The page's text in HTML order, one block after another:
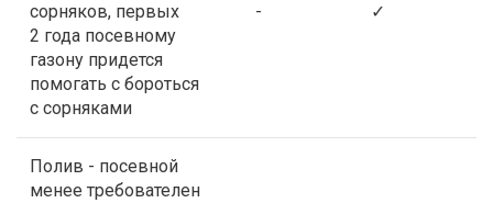
сорняков, первых
2 года посевному
газону придется
помогать с бороться
с сорняками
- ✓
Полив - посевной
менее требователен